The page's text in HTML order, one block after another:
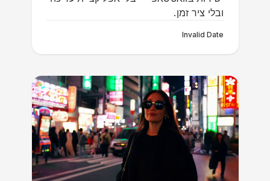
ובלי ציר זמן.
Invalid Date